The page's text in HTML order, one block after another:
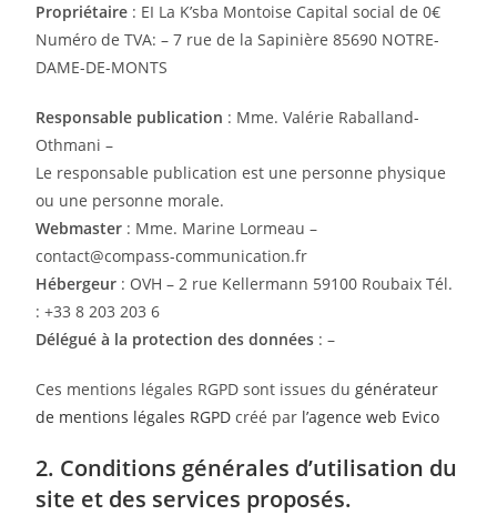
Propriétaire : EI La K’sba Montoise Capital social de 0€
Numéro de TVA: – 7 rue de la Sapinière 85690 NOTRE-
DAME-DE-MONTS
Responsable publication : Mme. Valérie Raballand-
Othmani –
Le responsable publication est une personne physique
ou une personne morale.
Webmaster : Mme. Marine Lormeau –
contact@compass-communication.fr
Hébergeur : OVH – 2 rue Kellermann 59100 Roubaix Tél.
: +33 8 203 203 6
Délégué à la protection des données : –
Ces mentions légales RGPD sont issues dugénérateur
de mentions légales RGPD créé par l’agence web Evico
2. Conditions générales d’utilisation du
site et des services proposés.